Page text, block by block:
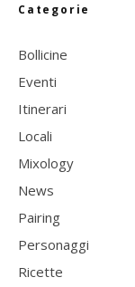
Categorie
Bollicine
Eventi
Itinerari
Locali
Mixology
News
Pairing
Personaggi
Ricette